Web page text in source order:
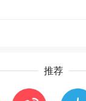
推荐